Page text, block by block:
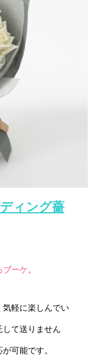
ィング薔
ーケ。
軽に楽しんでい
て送りません
可能です。